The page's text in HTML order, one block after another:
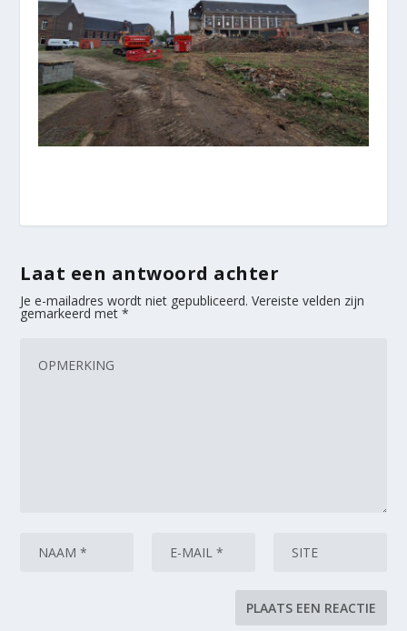
Laat een antwoord achter
Je e-mailadres wordt niet gepubliceerd. Vereiste velden zijn
gemarkeerd met*